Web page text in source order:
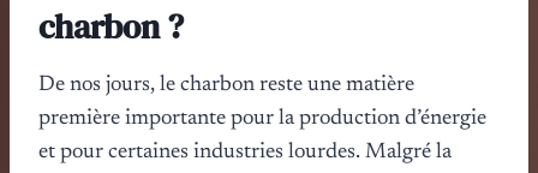
charbon ?
De nos jours, le charbon reste une matière
première importante pour la production d’énergie
et pour certaines industries lourdes. Malgré la